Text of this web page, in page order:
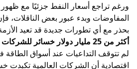
ورغم تراجع أسعار النفط جزئيًا مع
المفاوضات وبدء عبور بعض الناقلات،
بحذر مع أي تطورات جديدة قد تعيد
أكثر من 25 مليار دولار خسائر للشركات
لم تتوقف التداعيات عند أسواق